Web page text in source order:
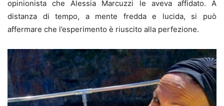
opinionista che Alessia Marcuzzi le aveva affidato. A
distanza di tempo, a mente fredda e lucida, si può
affermare che l’esperimento è riuscito alla perfezione.